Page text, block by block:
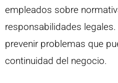
empleados sobre
responsabilidades
prevenir problemas que
continuidad del negocio.